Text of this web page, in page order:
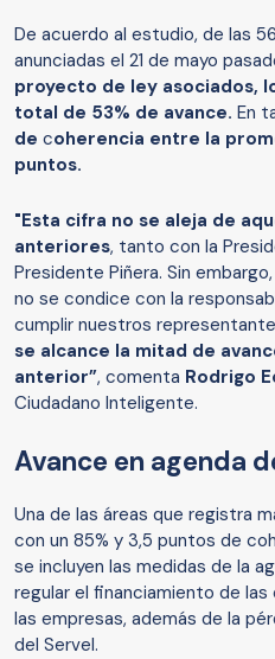
De acuerdo al estudio, de las
anunciadas el 21 de mayo
proyecto de ley asociados,
total de 53% de avance. En
de coherencia entre la
puntos.
"Esta cifra no se aleja de
anteriores, tanto con la
Presidente Piñera. Sin
no se condice con la
cumplir nuestros
se alcance la mitad de
anterior”, comenta Rodrigo
Ciudadano Inteligente.
Avance en agenda
Una de las áreas que registra
con un 85% y 3,5 puntos de
se incluyen las medidas de la
regular el financiamiento de
las empresas, además de la
del Servel.